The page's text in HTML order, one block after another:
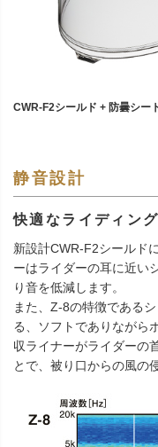
CWR-F2シールド + 防曇シー
静音設計
快適なライディン
新設計CWR-F2シールド
ーはライダーの耳に近い
り音を低減します。
また、Z-8の特徴である
る、ソフトでありながら
収ライナーがライダーの
とで、被り口からの風の